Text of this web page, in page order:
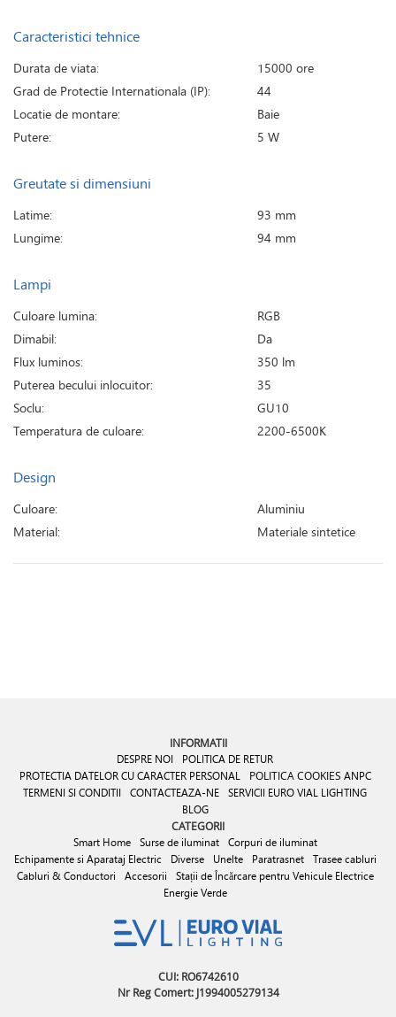
Caracteristici tehnice
Durata de viata:
15000 ore
Grad de Protectie Internationala (IP):
44
Locatie de montare:
Baie
Putere:
5 W
Greutate si dimensiuni
Latime:
93 mm
Lungime:
94 mm
Lampi
Culoare lumina:
RGB
Dimabil:
Da
Flux luminos:
350 lm
Puterea becului inlocuitor:
35
Soclu:
GU10
Temperatura de culoare:
2200-6500K
Design
Culoare:
Aluminiu
Material:
Materiale sintetice
INFORMATII
DESPRE NOI
POLITICA DE RETUR
PROTECTIA DATELOR CU CARACTER PERSONAL
POLITICA COOKIES ANPC
TERMENI SI CONDITII
CONTACTEAZA-NE SERVICII EURO VIAL LIGHTING
BLOG
CATEGORII
Smart Home Surse de iluminat
Corpuri de iluminat
Echipamente si Aparataj Electric
Diverse Unelte Paratrasnet
Trasee cabluri
Cabluri & Conductori
Accesorii
Stații de Încărcare pentru Vehicule Electrice
Energie Verde
CUI: RO6742610
Nr Reg Comert: J1994005279134